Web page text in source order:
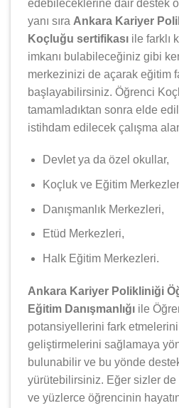
edebileceklerine dair destek
yanı sıra Ankara Kariyer
Koçluğu sertifikası ile farklı
imkanı bulabileceğiniz gibi
merkezinizi de açarak eğitim
başlayabilirsiniz. Öğrenci
tamamladıktan sonra elde
istihdam edilecek çalışma
Devlet ya da özel okullar,
Koçluk ve Eğitim
Danışmanlık Merkezleri,
Etüd Merkezleri,
Halk Eğitim Merkezleri.
Ankara Kariyer Polikliniği
Eğitim Danışmanlığı ile
potansiyellerini fark
geliştirmelerini sağlamaya
bulunabilir ve bu yönde
yürütebilirsiniz. Eğer sizler
ve yüzlerce öğrencinin